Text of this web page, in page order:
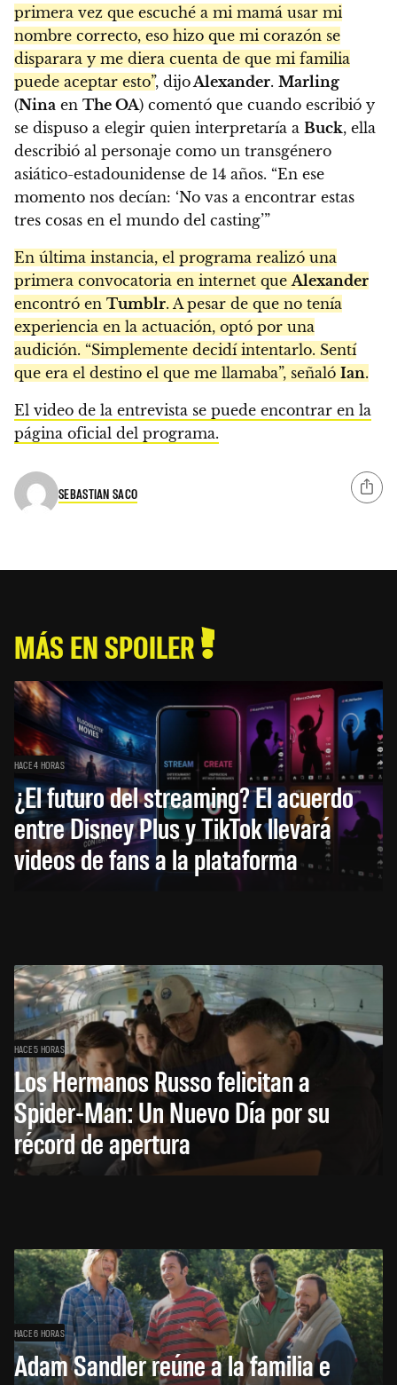
primera vez que escuché a mi mamá usar mi
nombre correcto, eso hizo que mi corazón se
disparara y me diera cuenta de que mi familia
puede aceptar esto”, dijo Alexander. Marling
(Nina en The OA) comentó que cuando escribió y
se dispuso a elegir quien interpretaría a Buck, ella
describió al personaje como un transgénero
asiático-estadounidense de 14 años. “En ese
momento nos decían: ‘No vas a encontrar estas
tres cosas en el mundo del casting’”
En última instancia, el programa realizó una
primera convocatoria en internet que Alexander
encontró en Tumblr. A pesar de que no tenía
experiencia en la actuación, optó por una
audición. “Simplemente decidí intentarlo. Sentí
que era el destino el que me llamaba”, señaló Ian.
El video de la entrevista se puede encontrar en la
página oficial del programa.
SEBASTIAN SACO
MÁS EN SPOILER
HACE 4 HORAS
¿El futuro del streaming? El acuerdo
entre Disney Plus y TikTok llevará
videos de fans a la plataforma
HACE 5 HORAS
Los Hermanos Russo felicitan a
Spider-Man: Un Nuevo Día por su
récord de apertura
HACE 6 HORAS
Adam Sandler reúne a la familia e